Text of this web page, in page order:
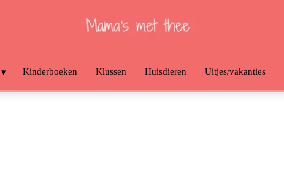
Kinderboeken Klussen Huisdieren Uitjes/vakanties